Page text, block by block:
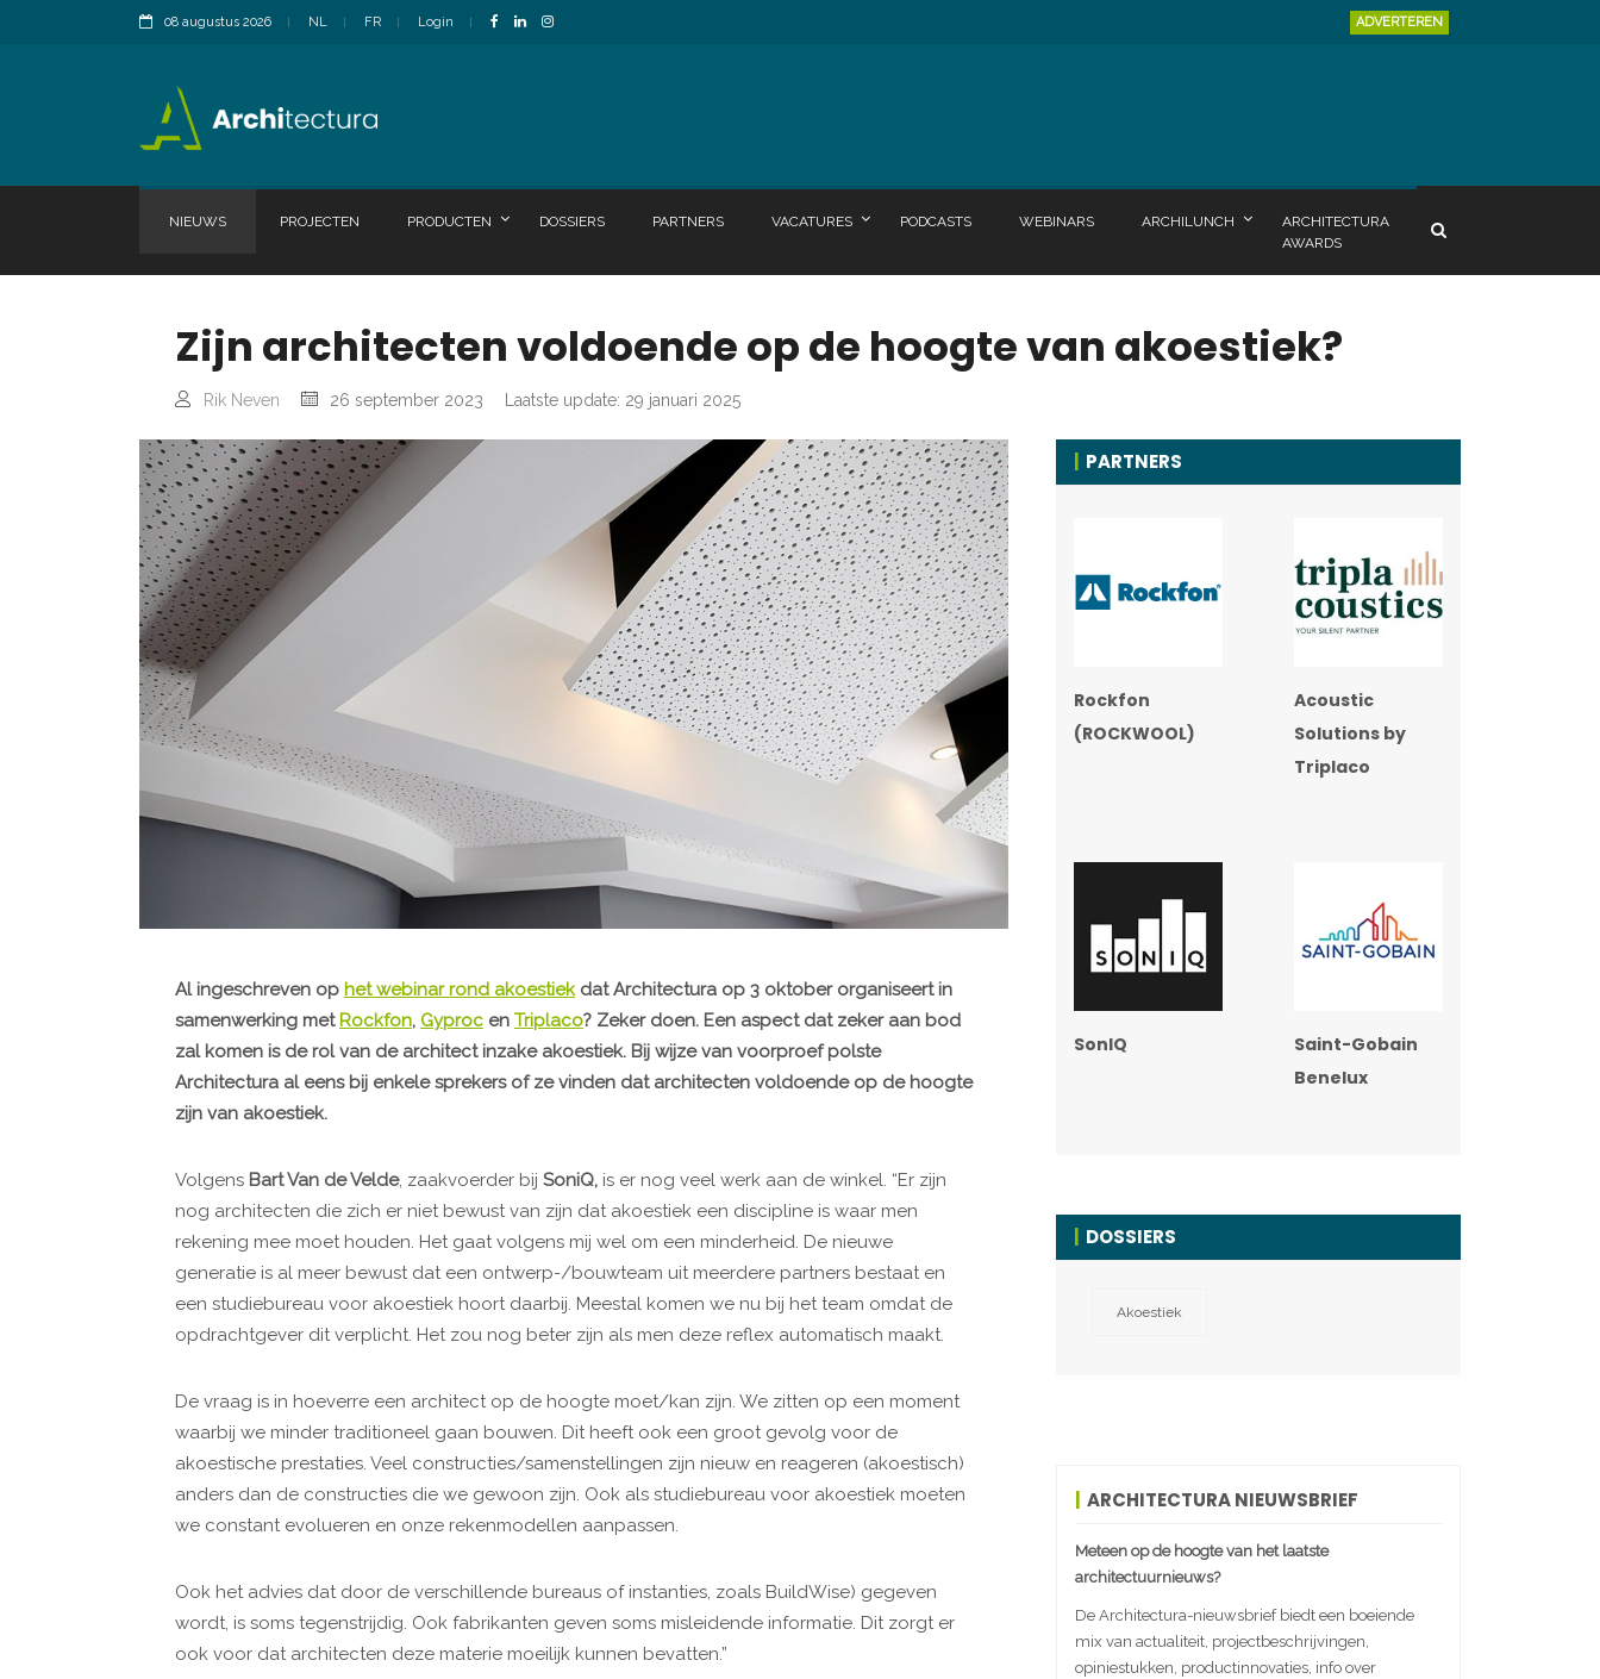
08 augustus 2026 NL FR Login ADVERTEREN
NIEUWS PROJECTEN PRODUCTEN DOSSIERS PARTNERS VACATURES PODCASTS WEBINARS ARCHILUNCH
ARCHITECTURA
AWARDS
Zijn architecten voldoende op de hoogte van akoestiek?
Rik Neven 26 september 2023 Laatste update: 29 januari 2025
Al ingeschreven op het webinar rond akoestiekdat Architectura op 3 oktober organiseert in
samenwerking met Rockfon, Gyproc en Triplaco? Zeker doen. Een aspect dat zeker aan bod
zal komen is de rol van de architect inzake akoestiek. Bij wijze van voorproef polste
Architectura al eens bij enkele sprekers of ze vinden dat architecten voldoende op de hoogte
zijn van akoestiek.
Volgens Bart Van de Velde, zaakvoerder bij SoniQ, is er nog veel werk aan de winkel. “Er zijn
nog architecten die zich er niet bewust van zijn dat akoestiek een discipline is waar men
rekening mee moet houden. Het gaat volgens mij wel om een minderheid. De nieuwe
generatie is al meer bewust dat een ontwerp-/bouwteam uit meerdere partners bestaat en
een studiebureau voor akoestiek hoort daarbij. Meestal komen we nu bij het team omdat de
opdrachtgever dit verplicht. Het zou nog beter zijn als men deze reflex automatisch maakt.
De vraag is in hoeverre een architect op de hoogte moet/kan zijn. We zitten op een moment
waarbij we minder traditioneel gaan bouwen. Dit heeft ook een groot gevolg voor de
akoestische prestaties. Veel constructies/samenstellingen zijn nieuw en reageren (akoestisch)
anders dan de constructies die we gewoon zijn. Ook als studiebureau voor akoestiek moeten
we constant evolueren en onze rekenmodellen aanpassen.
Ook het advies dat door de verschillende bureaus of instanties, zoals BuildWise) gegeven
wordt, is soms tegenstrijdig. Ook fabrikanten geven soms misleidende informatie. Dit zorgt er
ook voor dat architecten deze materie moeilijk kunnen bevatten.”
PARTNERS
Rockfon
(ROCKWOOL)
Acoustic
Solutions by
Triplaco
SonIQ
Saint-Gobain
Benelux
DOSSIERS
Akoestiek
ARCHITECTURA NIEUWSBRIEF
Meteen op de hoogte van het laatste
architectuurnieuws?
De Architectura-nieuwsbrief biedt een boeiende
mix van actualiteit, projectbeschrijvingen,
opiniestukken, productinnovaties, info over